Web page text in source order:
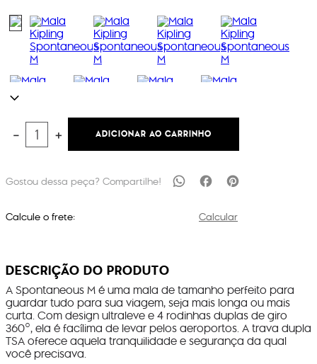
＋
－ ADICIONAR AO CARRINHO
Calcule o frete: Calcular
DESCRIÇÃO DO PRODUTO
A Spontaneous M é uma mala de tamanho perfeito para
guardar tudo para sua viagem, seja mais longa ou mais
curta. Com design ultraleve e 4 rodinhas duplas de giro
360°, ela é facílima de levar pelos aeroportos. A trava dupla
TSA oferece aquela tranquilidade e segurança da qual
você precisava.